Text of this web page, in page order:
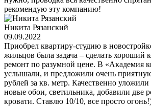
рекомендую эту компанию!
Никита Рязанский
09.09.2022
Приобрел квартиру-студию в
жильцов была задача – сделать хороший
ремонт по разумной цене. В «Академия
услышали, и предложили очень
рублей за кв. метр. Качественно
новые обои, светильника, добавили две
кровати. Ставлю 10/10, все просто